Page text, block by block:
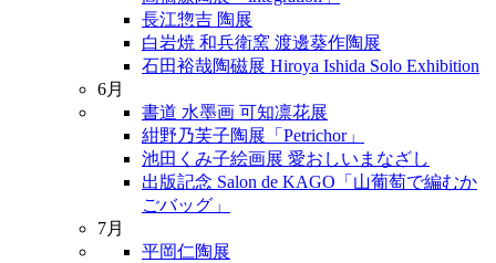
長江惣吉 陶展
白岩焼 和兵衛窯 渡邊葵作陶展
石田裕哉陶磁展 Hiroya Ishida Solo Exhibition
6月
書道 水墨画 可知凛花展
紺野乃芙子陶展「Petrichor」
池田くみ子絵画展 愛おしいまなざし
出版記念 Salon de KAGO「山葡萄で編むか
ごバッグ」
7月
平岡仁陶展